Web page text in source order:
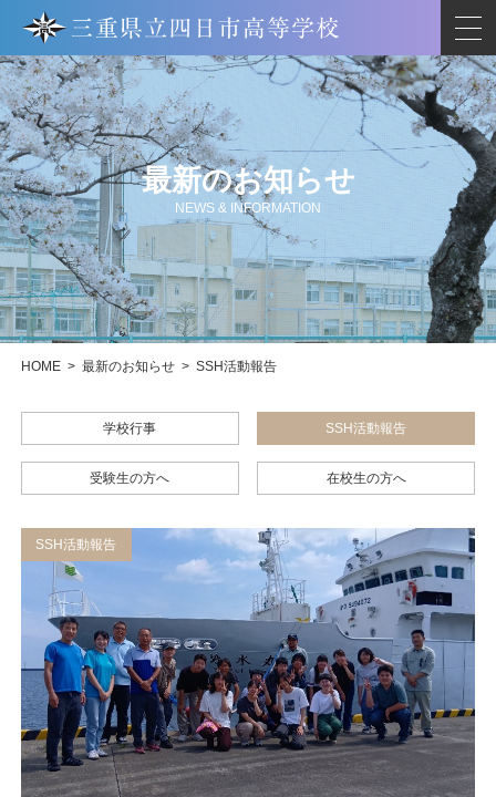
最新のお知らせ
NEWS & INFORMATION
HOME > 最新のお知らせ > SSH活動報告
学校行事 SSH活動報告
受験生の方へ 在校生の方へ
SSH活動報告